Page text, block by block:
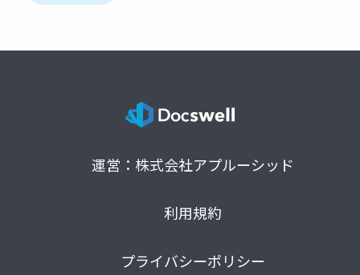
運営：株式会社アプルーシッド
利用規約
プライバシーポリシー